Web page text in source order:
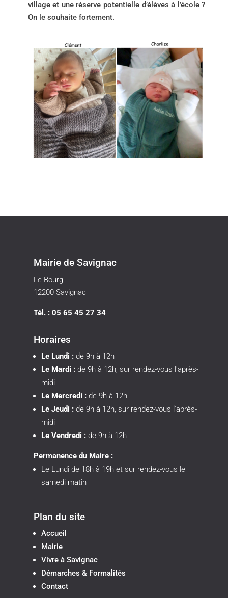
village et une réserve potentielle d’élèves à l’école ?
On le souhaite fortement.
Mairie de Savignac
Le Bourg
12200 Savignac
Tél. : 05 65 45 27 34
Horaires
Le Lundi :de 9h à 12h
Le Mardi :de 9h à 12h, sur rendez-vous l'après-
midi
Le Mercredi :de 9h à 12h
Le Jeudi :de 9h à 12h, sur rendez-vous l'après-
midi
Le Vendredi :de 9h à 12h
Permanence du Maire :
Le Lundi de 18h à 19h et sur rendez-vous le
samedi matin
Plan du site
Accueil
Mairie
Vivre à Savignac
Démarches & Formalités
Contact